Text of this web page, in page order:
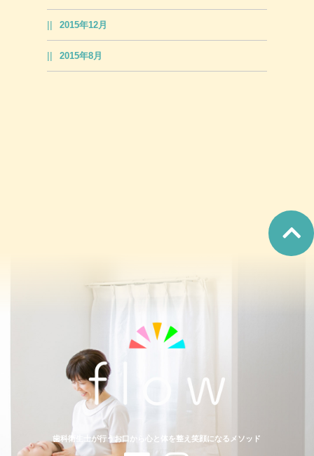
2015年12月
2015年8月
歯科衛生士が行うお口から心と体を整え笑顔になるメソッド